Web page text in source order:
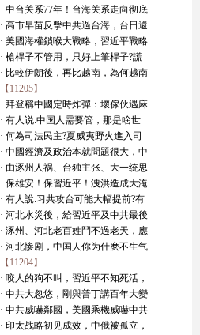
· 中台关系77年！台海关系走向彻底
· 高市早苗反擊中共過台海，台日還
· 美國海權鎖喉大戰略，習近平戰略
· 槍桿子不管用，只好上筆桿子?謊
· 比較伊朗後，再比越南，為何越南
【11205】
· 拜登稱中國定時炸彈：壞傢伙遇麻
· 有人说:中国人需要管，那是啥世
· 何為司法民主?夏威夷野火進入司
· 中國經濟及政治本就問題很大，中
· 由涿州人祸、台独主张、大一统思
· 保雄安！保習近平！洩洪造成大淹
· 有人說:习共攻台可能大幅提前?有
· 河北水災後，給習近平及中共最後
· 涿州、河北老百姓鬥不過老天，應
· 河北惨剧，中国人你为什麽不生气
【11204】
· 咬人的狗不叫，習近平不知死活，
· 中共大忽悠，剛與普丁講百年大變
· 中共威嚇鄰國，美國乘機威嚇中共
· 印太战略初见成效，中俄被孤立，